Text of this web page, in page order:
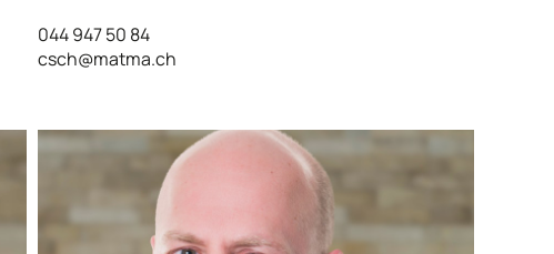
044 947 50 84
csch@matma.ch